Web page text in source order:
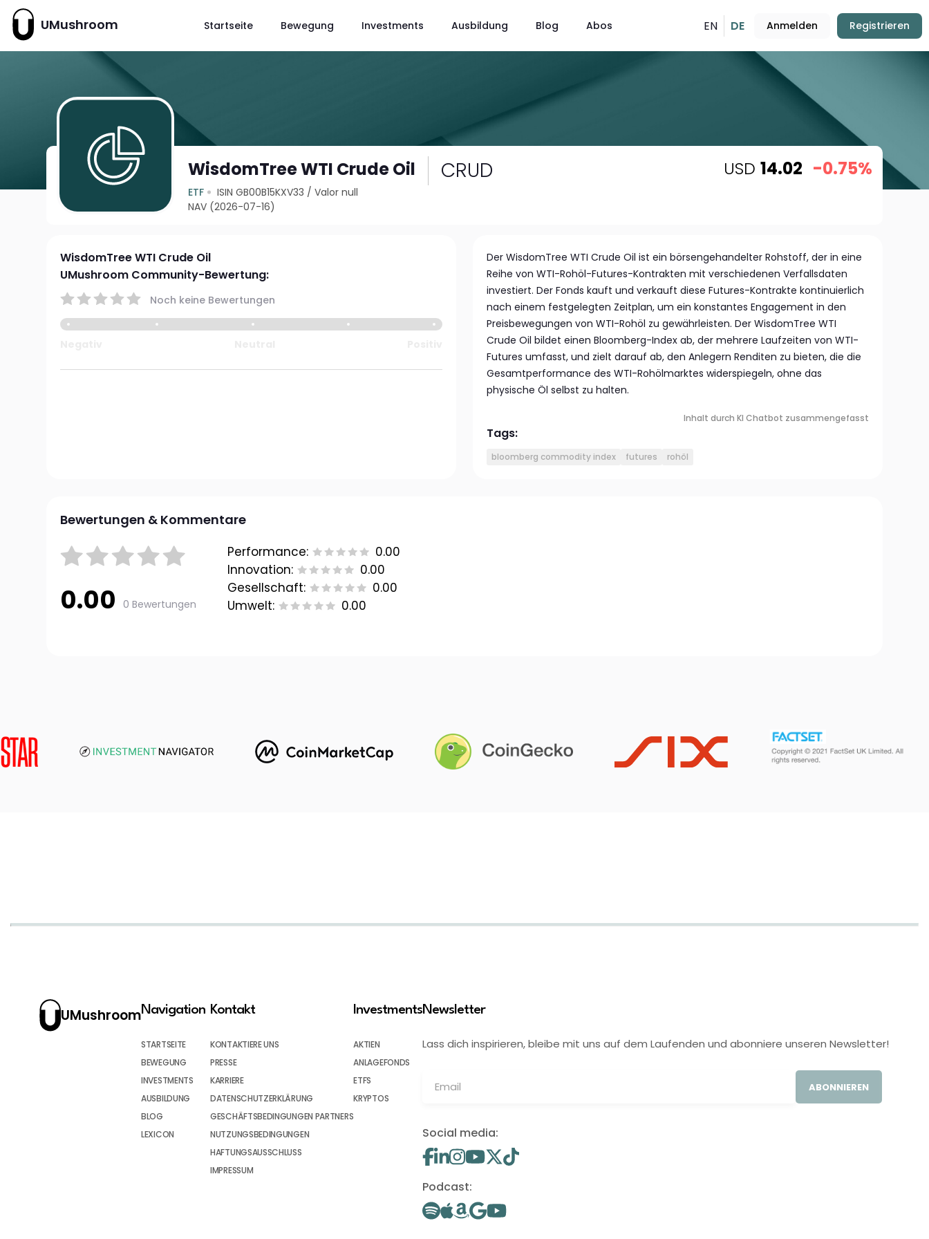
UMushroom Startseite Bewegung Investments Ausbildung Blog Abos EN DE Anmelden Registrieren
WisdomTree WTI Crude Oil CRUD
ETF ISIN GB00B15KXV33 /Valor null
NAV (2026-07-16)
USD 14.02 -0.75%
WisdomTree WTI Crude Oil
UMushroom Community-Bewertung:
Noch keine Bewertungen
Der WisdomTree WTI Crude Oil ist ein börsengehandelter Rohstoff, der in eine
Reihe von WTI-Rohöl-Futures-Kontrakten mit verschiedenen Verfallsdaten
investiert. Der Fonds kauft und verkauft diese Futures-Kontrakte kontinuierlich
nach einem festgelegten Zeitplan, um ein konstantes Engagement in den
Preisbewegungen von WTI-Rohöl zu gewährleisten. Der WisdomTree WTI
Crude Oil bildet einen Bloomberg-Index ab, der mehrere Laufzeiten von WTI-
Futures umfasst, und zielt darauf ab, den Anlegern Renditen zu bieten, die die
Gesamtperformance des WTI-Rohölmarktes widerspiegeln, ohne das
physische Öl selbst zu halten.
Inhalt durch KI Chatbot zusammengefasst
Tags:
bloomberg commodity index futures rohöl
Bewertungen & Kommentare
0.00 0 Bewertungen
Performance:
0.00
Innovation:
0.00
Gesellschaft:
0.00
Umwelt:
0.00
UMushroomNavigation
STARTSEITE
BEWEGUNG
INVESTMENTS
AUSBILDUNG
BLOG
LEXICON
Kontakt
KONTAKTIERE UNS
PRESSE
KARRIERE
DATENSCHUTZERKLÄRUNG
GESCHÄFTSBEDINGUNGEN PARTNERS
NUTZUNGSBEDINGUNGEN
HAFTUNGSAUSSCHLUSS
IMPRESSUM
Investments
AKTIEN
ANLAGEFONDS
ETFS
KRYPTOS
Newsletter
Lass dich inspirieren, bleibe mit uns auf dem Laufenden und abonniere unseren Newsletter!
ABONNIEREN
Social media:
Podcast: